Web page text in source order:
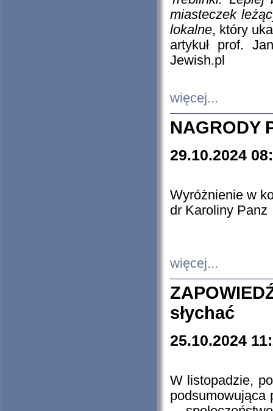
miasteczek
lokalne, który
artykuł prof.
Jewish.pl
więcej...
NAGRODY
29.10.2024
Wyróżnienie w
dr Karoliny Panz
więcej...
słychać
25.10.2024
W listopadzie,
podsumowująca